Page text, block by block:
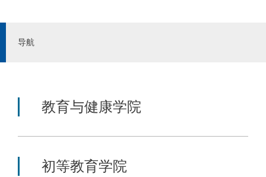
导航
教育与健康学院
初等教育学院